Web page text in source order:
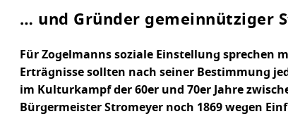
… und Gründer gemeinnütziger
Für Zogelmanns soziale Einstellung sprechen
Erträgnisse sollten nach seiner Bestimmung
im Kulturkampf der 60er und 70er Jahre
Bürgermeister Stromeyer noch 1869 wegen